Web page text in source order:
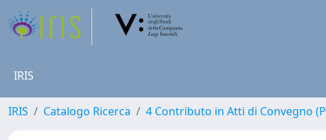
IRIS
IRIS Catalogo Ricerca 4 Contributo in Atti di Convegno